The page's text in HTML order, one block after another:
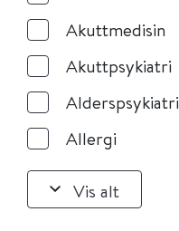
Akuttmedisin
Akuttpsykiatri
Alderspsykiatri
Allergi
Vis alt